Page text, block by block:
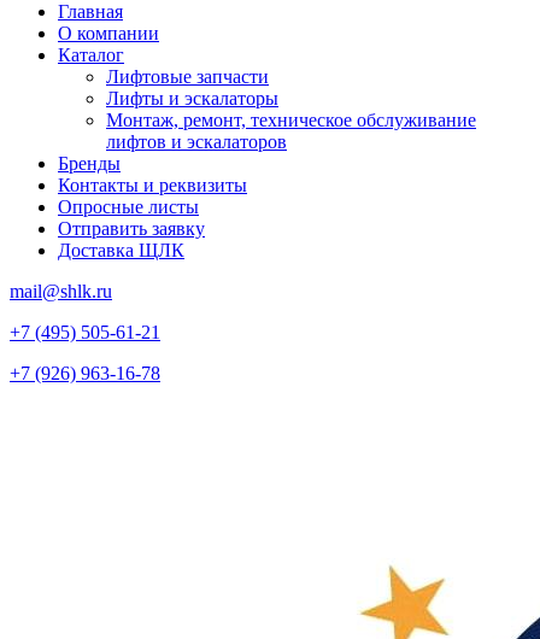
Главная
О компании
Каталог
Лифтовые запчасти
Лифты и эскалаторы
Монтаж, ремонт, техническое обслуживание
лифтов и эскалаторов
Бренды
Контакты и реквизиты
Опросные листы
Отправить заявку
Доставка ЩЛК
mail@shlk.ru
+7 (495) 505-61-21
+7 (926) 963-16-78